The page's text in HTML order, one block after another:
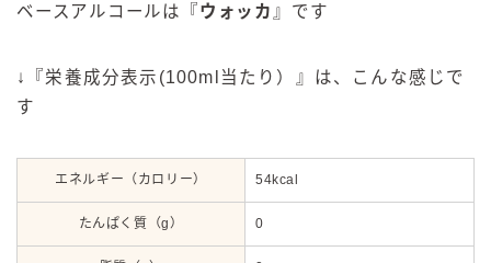
ベースアルコールは『ウォッカ 』です
↓『栄養成分表示(100ml当たり）』は、こんな感じで
す
エネルギー（カロリー） 54kcal
たんぱく質（g） 0